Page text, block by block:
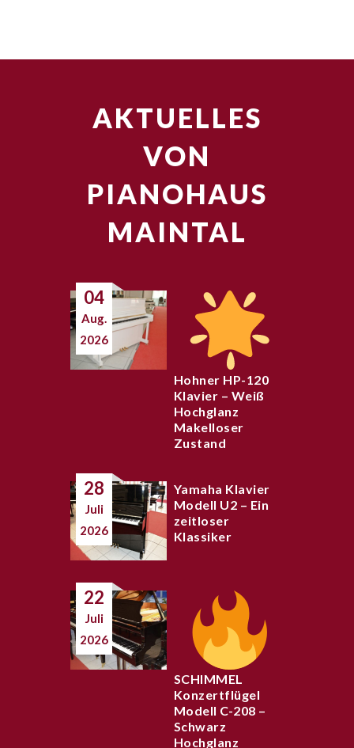
AKTUELLES
VON
PIANOHAUS
MAINTAL
04
Aug.
2026
Hohner HP-120
Klavier – Weiß
Hochglanz
Makelloser
Zustand
28
Juli
2026
Yamaha Klavier
Modell U2 – Ein
zeitloser
Klassiker
22
Juli
2026
SCHIMMEL
Konzertflügel
Modell C-208 –
Schwarz
Hochglanz